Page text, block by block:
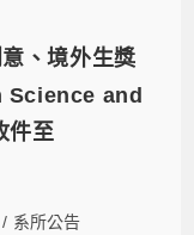
、境外生獎
Science and
件至
/ 系所公告